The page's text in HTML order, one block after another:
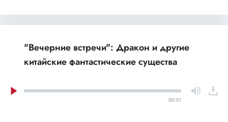
"Вечерние встречи": Дракон и другие
китайские фантастические существа
50:51